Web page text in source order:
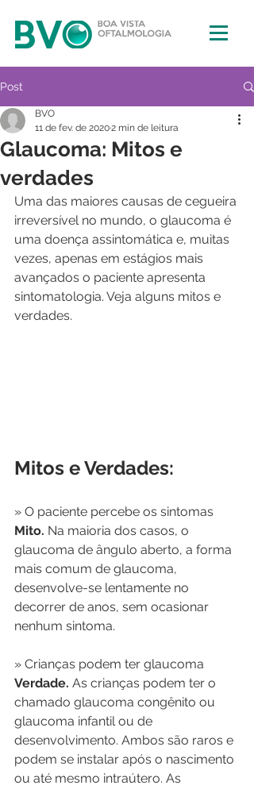
Post
Glaucoma: Mitos e
verdades
BVO
11 de fev. de 20202 min de leitura
Uma das maiores causas de cegueira
irreversível no mundo, o glaucoma é
uma doença assintomática e, muitas
vezes, apenas em estágios mais
avançados o paciente apresenta
sintomatologia. Veja alguns mitos e
verdades.
Mitos e Verdades:
» O paciente percebe os sintomas
Mito. Na maioria dos casos, o
glaucoma de ângulo aberto, a forma
mais comum de glaucoma,
desenvolve-se lentamente no
decorrer de anos, sem ocasionar
nenhum sintoma.
» Crianças podem ter glaucoma
Verdade. As crianças podem ter o
chamado glaucoma congênito ou
glaucoma infantil ou de
desenvolvimento. Ambos são raros e
podem se instalar após o nascimento
ou até mesmo intraútero. As